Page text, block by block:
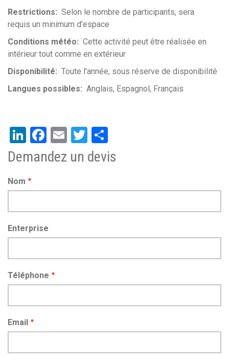
Restrictions
Selon le nombre de participants, sera
requis un minimum d’espace
Conditions météo
Cette activité peut être réalisée en
intérieur tout comme en extérieur
Disponibilité
Toute l'année, sous réserve de disponibilité
Langues possibles
Anglais Espagnol Français
LinkedIn
Facebook
EmailTwitter
Demandez un devis
Nom
Enterprise
Téléphone
Email